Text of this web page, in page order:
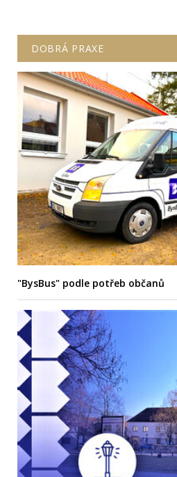
DOBRÁ PRAXE
"BysBus" podle potřeb občanů